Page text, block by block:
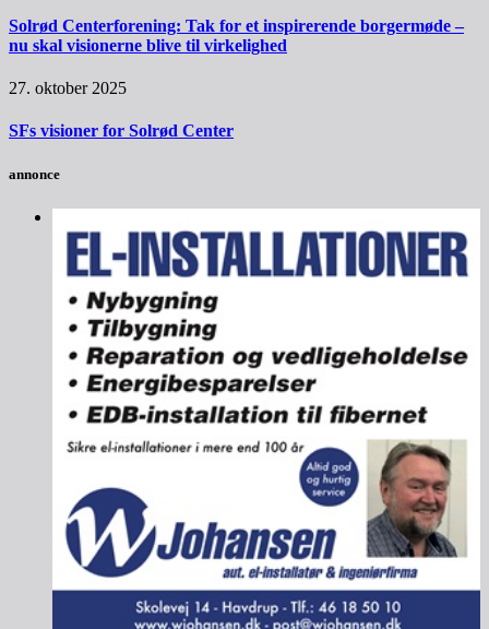
Solrød Centerforening: Tak for et inspirerende borgermøde –
nu skal visionerne blive til virkelighed
27. oktober 2025
SFs visioner for Solrød Center
annonce